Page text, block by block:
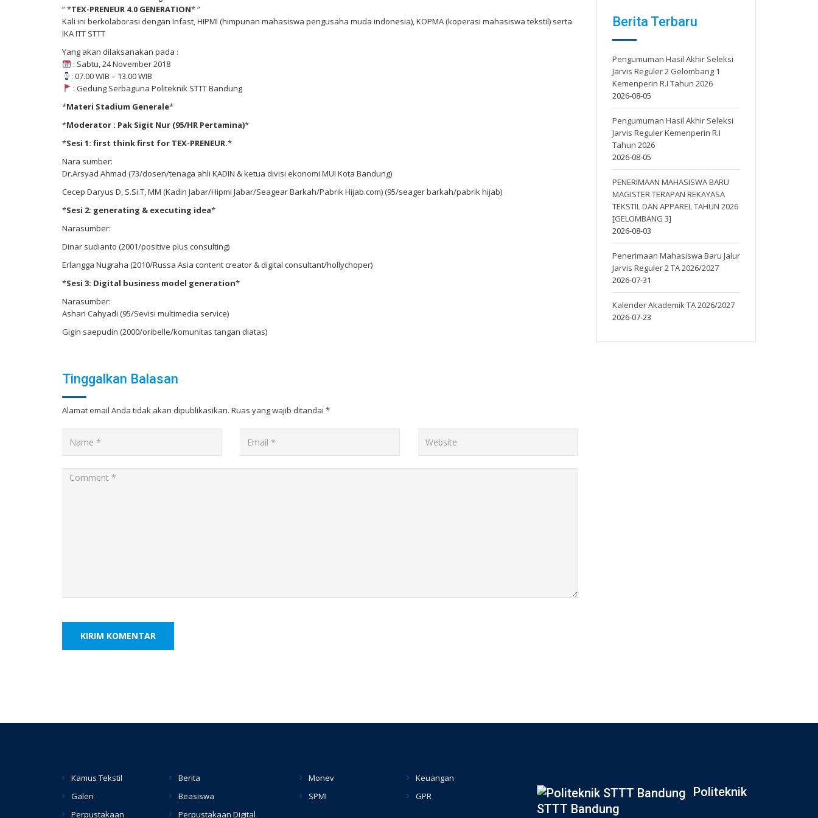
” *TEX-PRENEUR 4.0 GENERATION* ”
Kali ini berkolaborasi dengan Infast, HIPMI (himpunan mahasiswa pengusaha muda indonesia), KOPMA (koperasi mahasiswa tekstil) serta
IKA ITT STTT
Yang akan dilaksanakan pada :
: Sabtu, 24 November 2018
: 07.00 WIB – 13.00 WIB
: Gedung Serbaguna Politeknik STTT Bandung
*Materi Stadium Generale*
*Moderator : Pak Sigit Nur (95/HR Pertamina)*
*Sesi 1: first think first for TEX-PRENEUR.*
Nara sumber:
Dr.Arsyad Ahmad (73/dosen/tenaga ahli KADIN & ketua divisi ekonomi MUI Kota Bandung)
Cecep Daryus D, S.Si.T, MM (Kadin Jabar/Hipmi Jabar/Seagear Barkah/Pabrik Hijab.com) (95/seager barkah/pabrik hijab)
*Sesi 2: generating & executing idea*
Narasumber:
Dinar sudianto (2001/positive plus consulting)
Erlangga Nugraha (2010/Russa Asia content creator & digital consultant/hollychoper)
*Sesi 3: Digital business model generation*
Narasumber:
Ashari Cahyadi (95/Sevisi multimedia service)
Gigin saepudin (2000/oribelle/komunitas tangan diatas)
Tinggalkan Balasan
Alamat email Anda tidak akan dipublikasikan. Ruas yang wajib ditandai *
Berita Terbaru
Pengumuman Hasil Akhir Seleksi
Jarvis Reguler 2 Gelombang 1
Kemenperin R.I Tahun 2026
2026-08-05
Pengumuman Hasil Akhir Seleksi
Jarvis Reguler Kemenperin R.I
Tahun 2026
2026-08-05
PENERIMAAN MAHASISWA BARU
MAGISTER TERAPAN REKAYASA
TEKSTIL DAN APPAREL TAHUN 2026
[GELOMBANG 3]
2026-08-03
Penerimaan Mahasiswa Baru Jalur
Jarvis Reguler 2 TA 2026/2027
2026-07-31
Kalender Akademik TA 2026/2027
2026-07-23
Kamus Tekstil
Berita
Galeri
Beasiswa
Perpustakaan
Perpustakaan Digital
Monev
Keuangan
SPMI
GPR
Politeknik
STTT Bandung